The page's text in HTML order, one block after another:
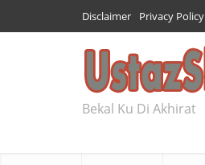
Disclaimer Privacy Policy
Bekal Ku Di Akhirat